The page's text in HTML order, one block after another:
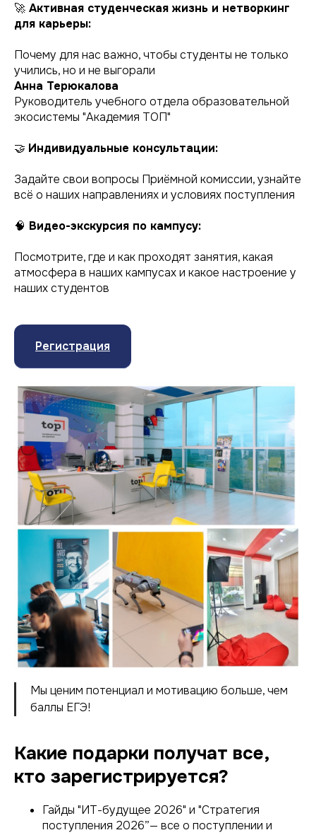
🚀 Активная студенческая жизнь и нетворкинг
для карьеры:
Почему для нас важно, чтобы студенты не только
учились, но и не выгорали
Анна Терюкалова
Руководитель учебного отдела образовательной
экосистемы "Академия ТОП"
🤝 Индивидуальные консультации:
Задайте свои вопросы Приёмной комиссии, узнайте
всё о наших направлениях и условиях поступления
🧠 Видео-экскурсия по кампусу:
Посмотрите, где и как проходят занятия, какая
атмосфера в наших кампусах и какое настроение у
наших студентов
Регистрация
Мы ценим потенциал и мотивацию больше, чем
баллы ЕГЭ!
Какие подарки получат все,
кто зарегистрируется?
Гайды "ИТ-будущее 2026" и "Стратегия
поступления 2026”— все о поступлении и